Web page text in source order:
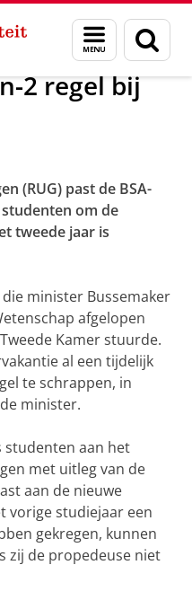
Menu
en
zoeken
Nieuwsberichten
2 regel bij
(RUG) past de BSA-
om de
tweede jaar is
minister Bussemaker
afgelopen
Kamer stuurde.
al een tijdelijk
te schrappen, in
minister.
studenten aan het
met uitleg van de
aan de nieuwe
vorige studiejaar een
gekregen, kunnen
zij de propedeuse niet